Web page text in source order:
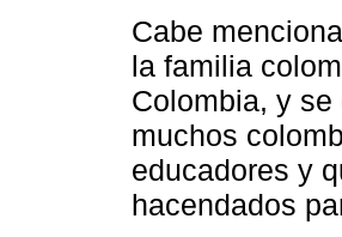
Cabe
la familia
Colombia, y
muchos
educadores y
hacendados